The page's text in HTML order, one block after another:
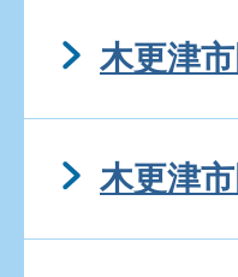
木更津
木更津